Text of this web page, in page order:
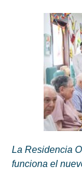
La Residencia
funciona el